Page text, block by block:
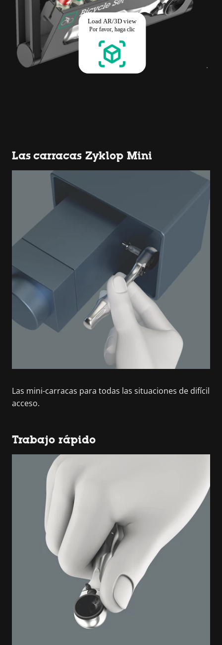
Las carracas Zyklop Mini
Las mini-carracas para todas las situaciones de difícil
acceso.
Trabajo rápido